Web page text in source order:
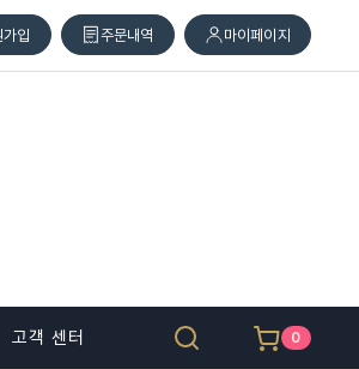
입 주문내역 마이페이지
고객 센터 0